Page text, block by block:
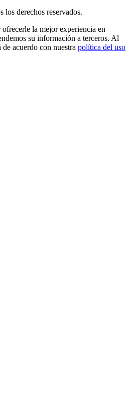
derechos reservados.
la mejor experiencia en
su información a terceros. Al
de acuerdo con nuestra política del uso